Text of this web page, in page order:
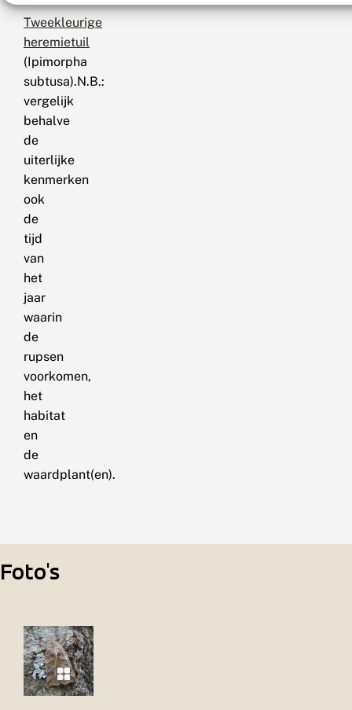
Tweekleurige
heremietuil
(Ipimorpha
subtusa).N.B.:
vergelijk
behalve
de
uiterlijke
kenmerken
ook
de
tijd
van
het
jaar
waarin
de
rupsen
voorkomen,
het
habitat
en
de
waardplant(en).
Foto's